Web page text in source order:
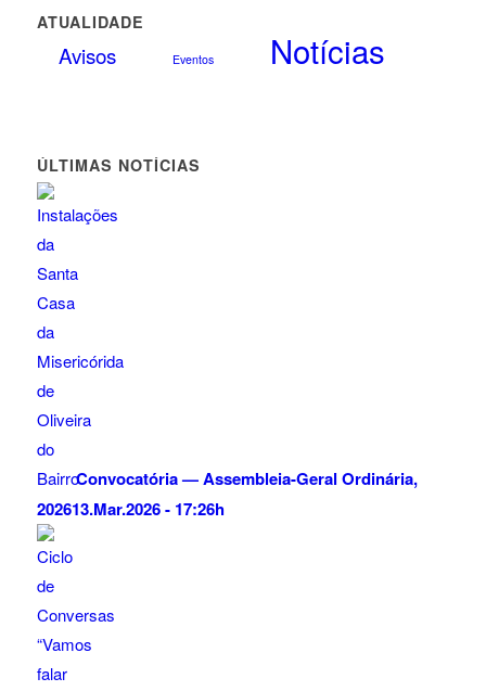
ATUALIDADE
Avisos Eventos Notícias
ÚLTIMAS NOTÍCIAS
Convocatória — Assembleia-Geral Ordinária,
202613.Mar.2026 - 17:26h